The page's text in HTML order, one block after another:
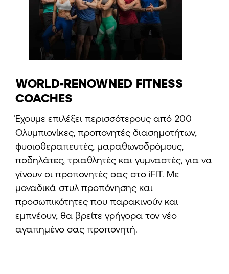
WORLD-RENOWNED FITNESS
COACHES
Έχουμε επιλέξει περισσότερους από 200
Ολυμπιονίκες, προπονητές διασημοτήτων,
φυσιοθεραπευτές, μαραθωνοδρόμους,
ποδηλάτες, τριαθλητές και γυμναστές, για να
γίνουν οι προπονητές σας στο iFIT. Με
μοναδικά στυλ προπόνησης και
προσωπικότητες που παρακινούν και
εμπνέουν, θα βρείτε γρήγορα τον νέο
αγαπημένο σας προπονητή.